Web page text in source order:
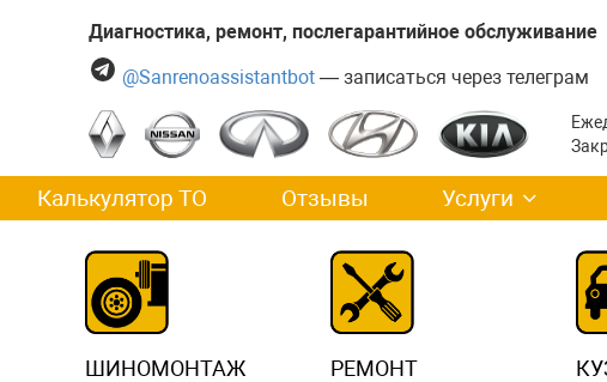
Диагностика, ремонт, послегарантийное обслуживание
@Sanrenoassistantbot — записаться через телеграм
Калькулятор ТО Отзывы Услуги
ШИНОМОНТАЖ
РЕМОНТ